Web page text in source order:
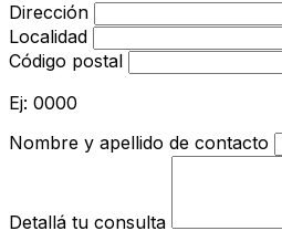
Dirección
Localidad
Código postal
Ej: 0000
Nombre y apellido de contacto
Detallá tu consulta